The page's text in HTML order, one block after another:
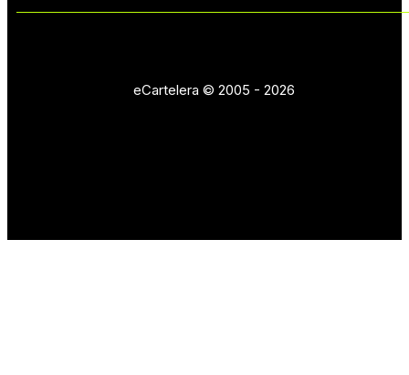
eCartelera © 2005 - 2026